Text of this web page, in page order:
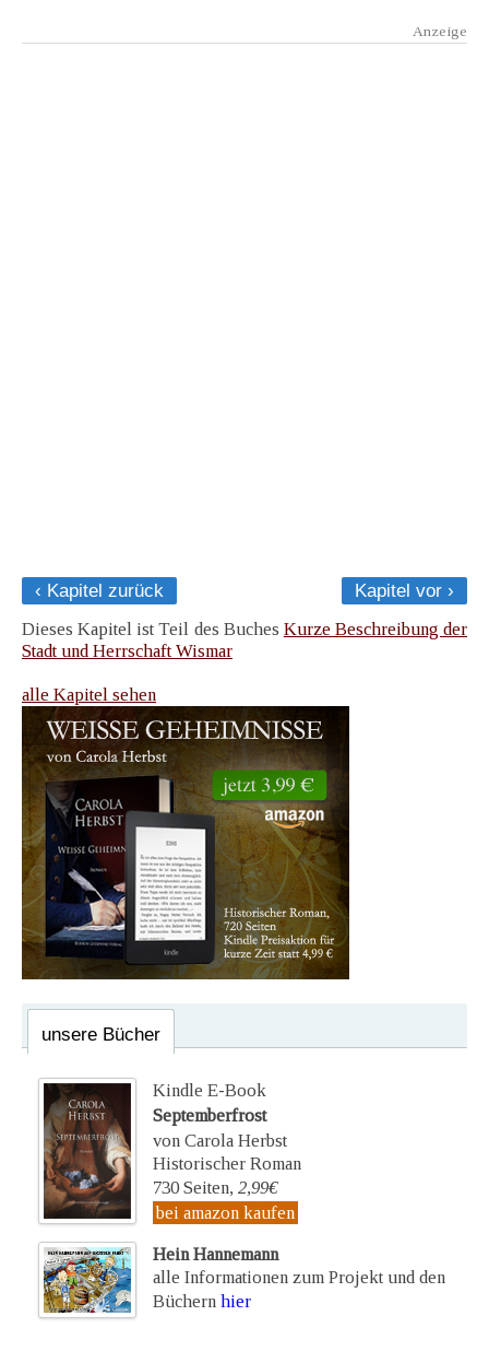
‹ Kapitel zurück
Kapitel vor ›
Dieses Kapitel ist Teil des Buches Kurze Beschreibung der
Stadt und Herrschaft Wismar
alle Kapitel sehen
unsere Bücher
Kindle E-Book
Septemberfrost
von Carola Herbst
Historischer Roman
730 Seiten, 2,99€
bei amazon kaufen
Hein Hannemann
alle Informationen zum Projekt und den
Büchern hier